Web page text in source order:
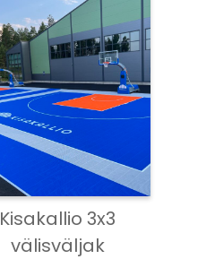
Kisakallio 3x3
välisväljak